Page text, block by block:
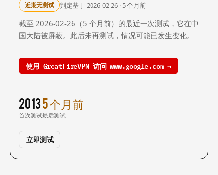
近期无测试 判定基于 2026-02-26 · 5 个月前
截至 2026-02-26（5 个月前）的最近一次测试，它在中
国大陆被屏蔽。此后未再测试，情况可能已发生变化。
使用 GreatFireVPN 访问 www.google.com →
2013
首次测试
5 个月前
最后测试
立即测试